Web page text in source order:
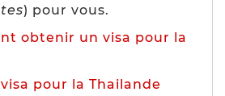
) pour vous.
obtenir un visa pour la
pour la Thailande